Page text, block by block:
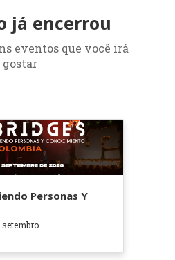
já encerrou
eventos que você irá
gostar
Personas Y